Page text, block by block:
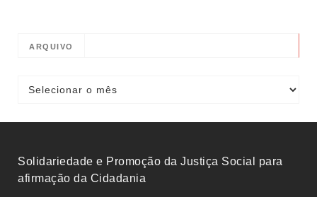
ARQUIVO
Solidariedade e Promoção da Justiça Social para
afirmação da Cidadania